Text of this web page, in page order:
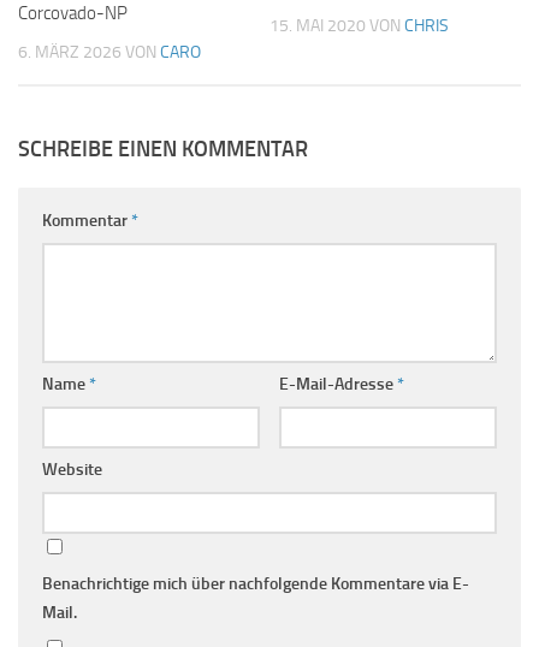
Corcovado-NP
6. MÄRZ 2026 VON CARO
15. MAI 2020 VON CHRIS
SCHREIBE EINEN KOMMENTAR
Kommentar*
Name* E-Mail-Adresse*
Website
Benachrichtige mich über nachfolgende Kommentare via E-
Mail.